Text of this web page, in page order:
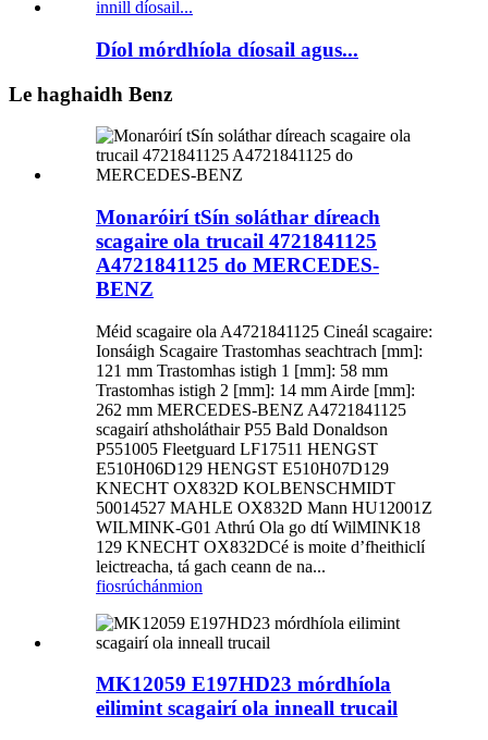
Díol mórdhíola díosail agus...
Le haghaidh Benz
Monaróirí tSín soláthar díreach
scagaire ola trucail 4721841125
A4721841125 do MERCEDES-
BENZ
Méid scagaire ola A4721841125 Cineál scagaire:
Ionsáigh Scagaire Trastomhas seachtrach [mm]:
121 mm Trastomhas istigh 1 [mm]: 58 mm
Trastomhas istigh 2 [mm]: 14 mm Airde [mm]:
262 mm MERCEDES-BENZ A4721841125
scagairí athsholáthair P55 Bald Donaldson
P551005 Fleetguard LF17511 HENGST
E510H06D129 HENGST E510H07D129
KNECHT OX832D KOLBENSCHMIDT
50014527 MAHLE OX832D Mann HU12001Z
WILMINK-G01 Athrú Ola go dtí WilMINK18
129 KNECHT OX832DCé is moite d’fheithiclí
leictreacha, tá gach ceann de na...
fiosrúchánmion
MK12059 E197HD23 mórdhíola
eilimint scagairí ola inneall trucail